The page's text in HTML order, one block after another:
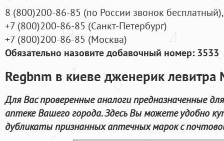
8 (800)200-86-85 (по России звонок бесплатный),
+7 (800)200-86-85 (Санкт-Петербург)
+7 (800)200-86-85 (Москва)
Обязательно назовите добавочный номер: 3533
Regbnm в киеве дженерик
Для Вас проверенные аналоги предназначенные
аптеке Вашего города. Здесь Вы можете удобно
дубликаты признанных аптечных марок с